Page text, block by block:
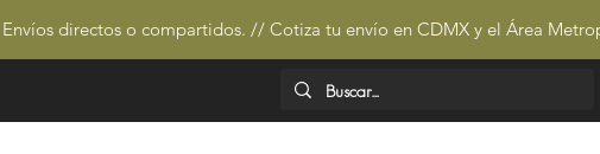
Envíos directos o compartidos. // Cotiza tu envío en CDMX y el Área